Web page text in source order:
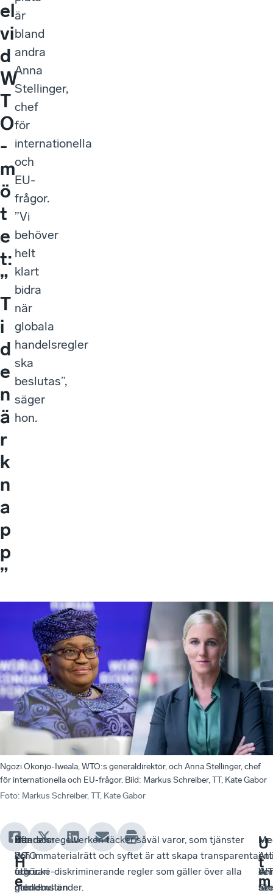
el
vi
d
W
T
O
-
m
ö
t
e
t:
”
T
i
d
e
n
ä
r
k
n
a
p
p
”
är
bland
andra
Anna
Stellinger,
chef
för
internationella
och
EU-
frågor.
”Vi
behöver
helt
klart
bidra
när
globala
handelsregler
ska
beslutas”,
säger
hon.
Ngozi Okonjo-Iweala, WTO:s generaldirektör, och Anna Stellinger, chef
för internationella och EU-frågor. Bild: Markus Schreiber, TT, Kate Gabor
Foto: Markus Schreiber, TT, Kate Gabor
Den
26
februari
och
Eftersom
WTO
utgör
grundbulten
”
H
e
Handelsregelverken täcker såväl varor, som tjänster
och immaterialrätt och syftet är att skapa transparenta
och icke-diskriminerande regler som gäller över alla
medlemsländer.
i
–
Att
U
t
m